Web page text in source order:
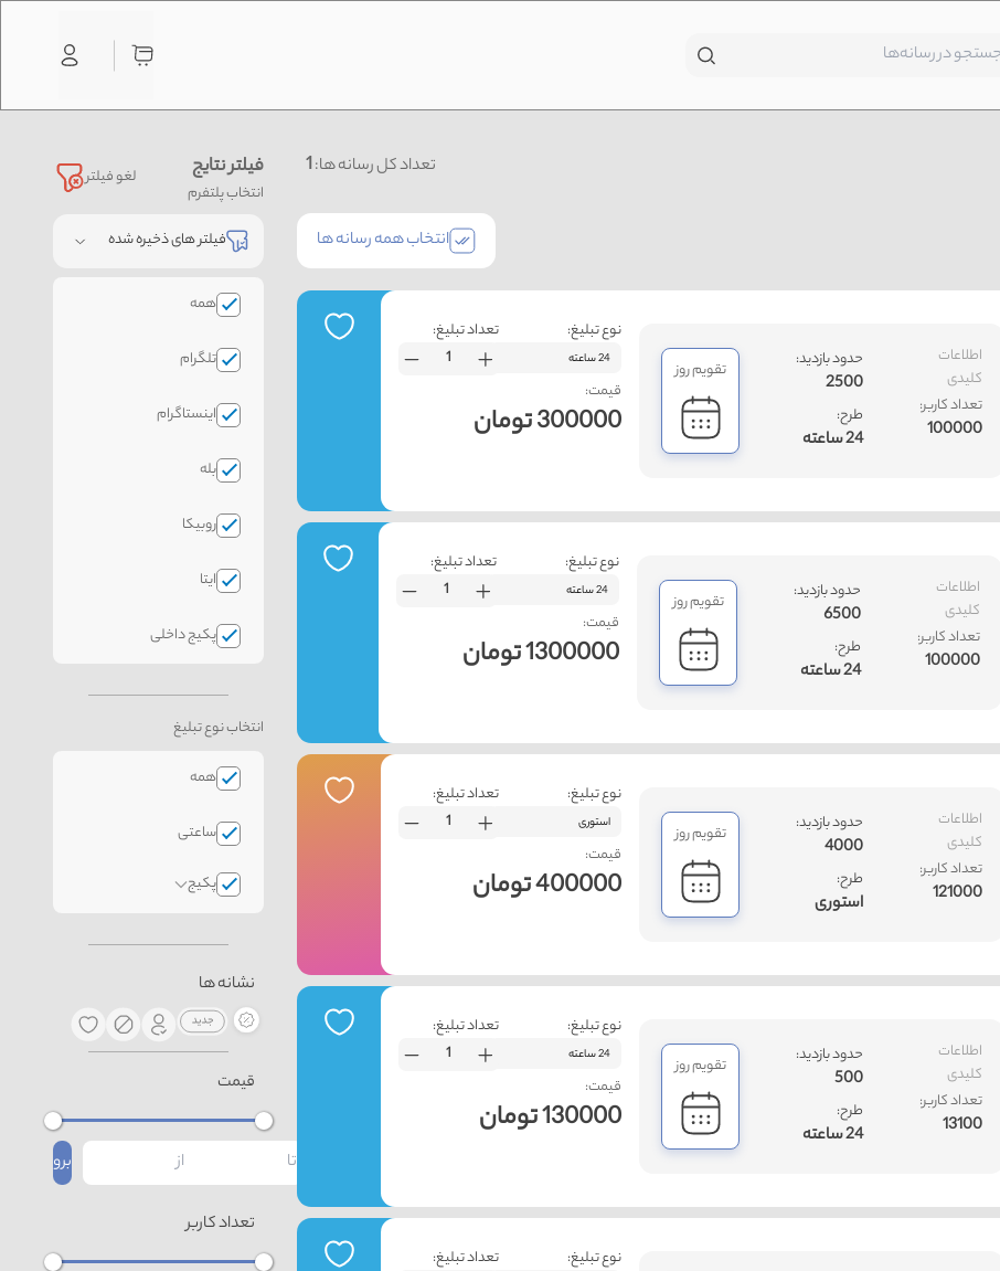
لغو فیلتر فیلتر نتایج
انتخاب پلتفرم
فیلتر های ذخیره شده
همه
تلگرام
اینستاگرام
بله
روبیکا
ایتا
پکیج داخلی
انتخاب نوع تبلیغ
همه
ساعتی
پکیج
نشانه ها
قیمت
برو
تعداد کاربر
تعداد کل رسانه ها:1
انتخاب همه رسانه ها
نوع تبلیغ:
24 ساعته
تعداد تبلیغ:
قیمت:
300000 تومان
اطلاعات
کلیدی
تعداد کاربر:
100000
حدود بازدید:
2500
طرح:
24 ساعته
تقویم روز
نوع تبلیغ:
24 ساعته
تعداد تبلیغ:
قیمت:
1300000 تومان
اطلاعات
کلیدی
تعداد کاربر:
100000
حدود بازدید:
6500
طرح:
24 ساعته
تقویم روز
نوع تبلیغ:
استوری
تعداد تبلیغ:
قیمت:
400000 تومان
اطلاعات
کلیدی
تعداد کاربر:
121000
حدود بازدید:
4000
طرح:
استوری
تقویم روز
نوع تبلیغ:
24 ساعته
تعداد تبلیغ:
قیمت:
130000 تومان
اطلاعات
کلیدی
تعداد کاربر:
13100
حدود بازدید:
500
طرح:
24 ساعته
تقویم روز
نوع تبلیغ: تعداد تبلیغ: